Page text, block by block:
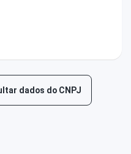
dados do CNPJ